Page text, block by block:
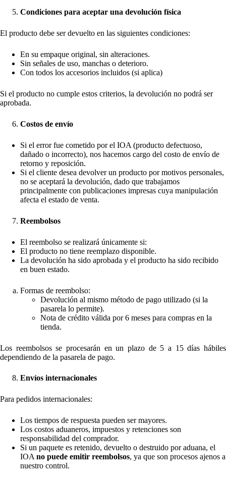
Condiciones para aceptar una devolución física
El producto debe ser devuelto en las siguientes condiciones:
En su empaque original, sin alteraciones.
Sin señales de uso, manchas o deterioro.
Con todos los accesorios incluidos (si aplica)
Si el producto no cumple estos criterios, la devolución no podrá ser
aprobada.
Costos de envío
Si el error fue cometido por el IOA (producto defectuoso,
dañado o incorrecto), nos hacemos cargo del costo de envío de
retorno y reposición.
Si el cliente desea devolver un producto por motivos personales,
no se aceptará la devolución, dado que trabajamos
principalmente con publicaciones impresas cuya manipulación
afecta el estado de venta.
Reembolsos
El reembolso se realizará únicamente si:
El producto no tiene reemplazo disponible.
La devolución ha sido aprobada y el producto ha sido recibido
en buen estado.
Formas de reembolso:
Devolución al mismo método de pago utilizado (si la
pasarela lo permite).
Nota de crédito válida por 6 meses para compras en la
tienda.
Los reembolsos se procesarán en un plazo de 5 a 15 días hábiles
dependiendo de la pasarela de pago.
Envíos internacionales
Para pedidos internacionales:
Los tiempos de respuesta pueden ser mayores.
Los costos aduaneros, impuestos y retenciones son
responsabilidad del comprador.
Si un paquete es retenido, devuelto o destruido por aduana, el
IOA no puede emitir reembolsos, ya que son procesos ajenos a
nuestro control.